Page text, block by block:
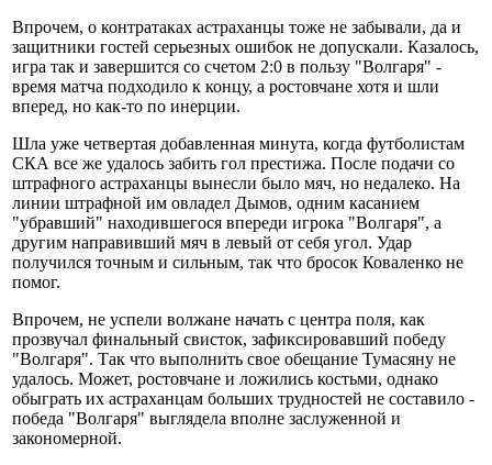
Впрочем, о контратаках астраханцы тоже не забывали, да и
защитники гостей серьезных ошибок не допускали. Казалось,
игра так и завершится со счетом 2:0 в пользу "Волгаря" -
время матча подходило к концу, а ростовчане хотя и шли
вперед, но как-то по инерции.
Шла уже четвертая добавленная минута, когда футболистам
СКА все же удалось забить гол престижа. После подачи со
штрафного астраханцы вынесли было мяч, но недалеко. На
линии штрафной им овладел Дымов, одним касанием
"убравший" находившегося впереди игрока "Волгаря", а
другим направивший мяч в левый от себя угол. Удар
получился точным и сильным, так что бросок Коваленко не
помог.
Впрочем, не успели волжане начать с центра поля, как
прозвучал финальный свисток, зафиксировавший победу
"Волгаря". Так что выполнить свое обещание Тумасяну не
удалось. Может, ростовчане и ложились костьми, однако
обыграть их астраханцам больших трудностей не составило -
победа "Волгаря" выглядела вполне заслуженной и
закономерной.